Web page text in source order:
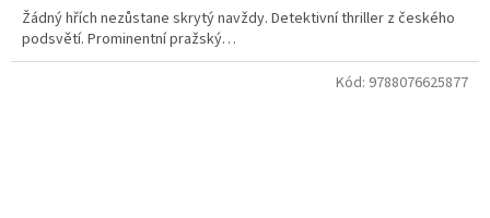
Žádný hřích nezůstane skrytý navždy. Detektivní thriller z českého
podsvětí. Prominentní pražský…
Kód: 9788076625877